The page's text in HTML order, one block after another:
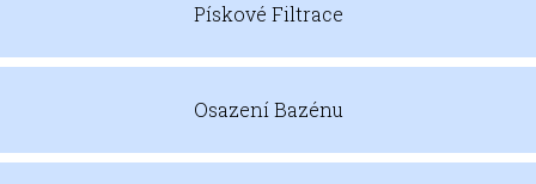
Pískové Filtrace
Osazení Bazénu